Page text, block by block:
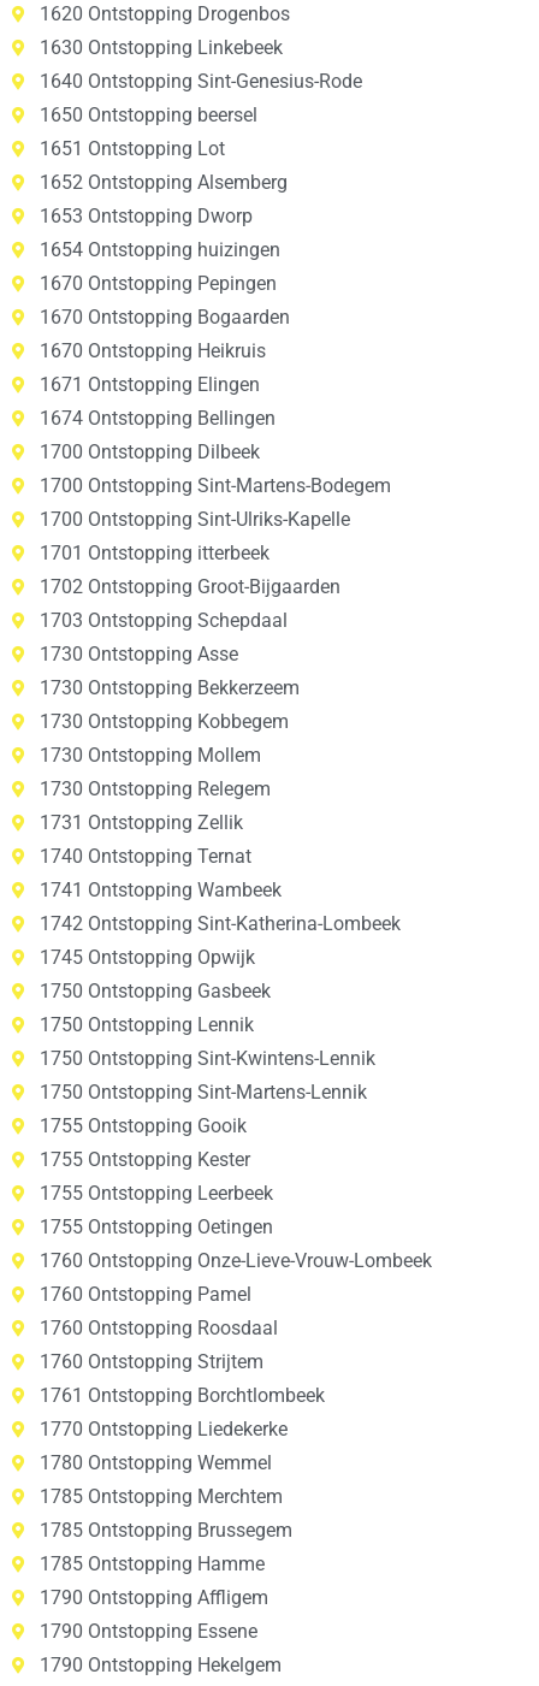
1620 Ontstopping Drogenbos
1630 Ontstopping Linkebeek
1640 Ontstopping Sint-Genesius-Rode
1650 Ontstopping beersel
1651 Ontstopping Lot
1652 Ontstopping Alsemberg
1653 Ontstopping Dworp
1654 Ontstopping huizingen
1670 Ontstopping Pepingen
1670 Ontstopping Bogaarden
1670 Ontstopping Heikruis
1671 Ontstopping Elingen
1674 Ontstopping Bellingen
1700 Ontstopping Dilbeek
1700 Ontstopping Sint-Martens-Bodegem
1700 Ontstopping Sint-Ulriks-Kapelle
1701 Ontstopping itterbeek
1702 Ontstopping Groot-Bijgaarden
1703 Ontstopping Schepdaal
1730 Ontstopping Asse
1730 Ontstopping Bekkerzeem
1730 Ontstopping Kobbegem
1730 Ontstopping Mollem
1730 Ontstopping Relegem
1731 Ontstopping Zellik
1740 Ontstopping Ternat
1741 Ontstopping Wambeek
1742 Ontstopping Sint-Katherina-Lombeek
1745 Ontstopping Opwijk
1750 Ontstopping Gasbeek
1750 Ontstopping Lennik
1750 Ontstopping Sint-Kwintens-Lennik
1750 Ontstopping Sint-Martens-Lennik
1755 Ontstopping Gooik
1755 Ontstopping Kester
1755 Ontstopping Leerbeek
1755 Ontstopping Oetingen
1760 Ontstopping Onze-Lieve-Vrouw-Lombeek
1760 Ontstopping Pamel
1760 Ontstopping Roosdaal
1760 Ontstopping Strijtem
1761 Ontstopping Borchtlombeek
1770 Ontstopping Liedekerke
1780 Ontstopping Wemmel
1785 Ontstopping Merchtem
1785 Ontstopping Brussegem
1785 Ontstopping Hamme
1790 Ontstopping Affligem
1790 Ontstopping Essene
1790 Ontstopping Hekelgem